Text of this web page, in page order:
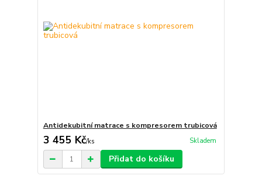
Antidekubitní matrace s kompresorem trubicová
3 455 Kč/ks Skladem
Přidat do košíku